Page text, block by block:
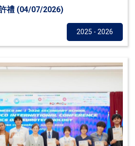
禮 (04/07/2026)
2025 - 2026